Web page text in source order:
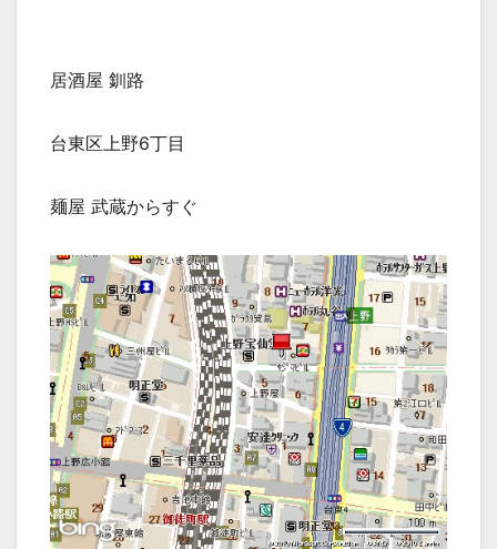
居酒屋 釧路
台東区上野6丁目
麺屋 武蔵からすぐ